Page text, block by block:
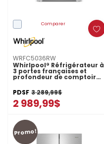
Comparer
WRFC5036RW
Whirlpool® Réfrigérateur à
3 portes françaises et
profondeur de comptoir
véritable de 36 po - 23.4 pi
cu WRFC5036RW
PDSF 3 289,99$
2 989,99$
Promo!